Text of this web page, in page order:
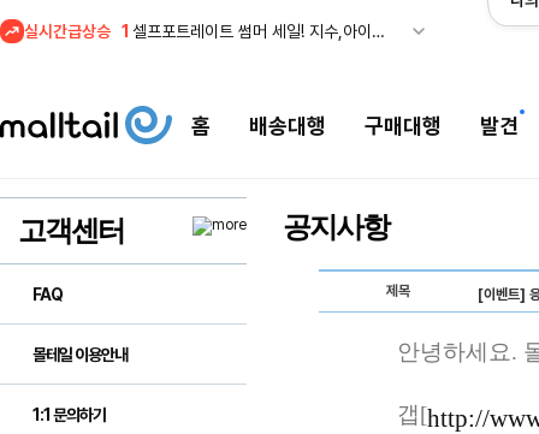
실시간급상승 1
셀프포트레이트 썸머 세일! 지수,아이유 착용 + 관세내 특가
홈 배송대행 구매대행 발견
고객센터
FAQ
몰테일 이용안내
1:1 문의하기
공지사항
제목 [이벤트]
안녕하세요.
갭[http://